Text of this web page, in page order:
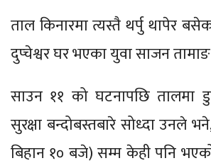
ताल किनारमा त्यस्तै थर्पु थापेर
दुप्चेश्वर घर भएका युवा साजन
साउन ११ को घटनापछि तालमा
सुरक्षा बन्दोबस्तबारे सोध्दा उनले
बिहान १० बजे) सम्म केही पनि